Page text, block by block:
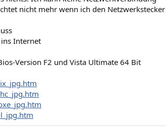
nicht mehr wenn ich den Netzwerkstecker
Internet
Version F2 und Vista Ultimate 64 Bit